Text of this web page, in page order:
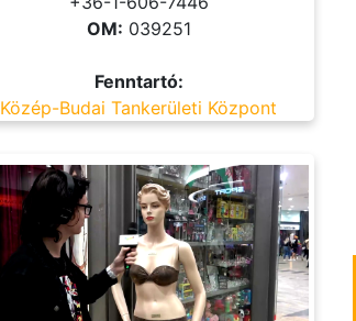
OM: 039251
Fenntartó:
Közép-Budai Tankerületi Központ